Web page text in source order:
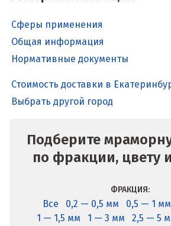
Сферы применения
Общая информация
Нормативные документы
Выбрать другой город
Подберите
по фракции, цвету
ФРАКЦИЯ:
Все 0,2 — 0,5 мм 0,5 — 1 мм
1 — 1,5 мм
1 — 3 мм 2,5 — 5